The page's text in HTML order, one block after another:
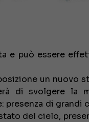
e può essere
un nuovo
di svolgere la
presenza di
del cielo,